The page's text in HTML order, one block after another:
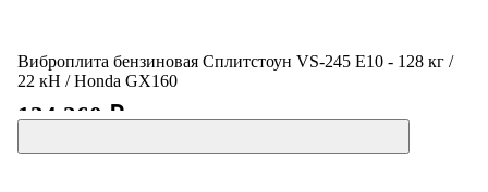
Виброплита бензиновая Сплитстоун VS-245 E10 - 128 кг /
22 кН / Honda GX160
134 260 ₽